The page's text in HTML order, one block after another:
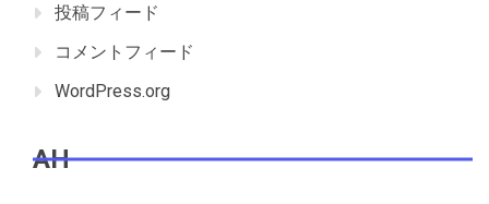
投稿フィード
コメントフィード
WordPress.org
AH